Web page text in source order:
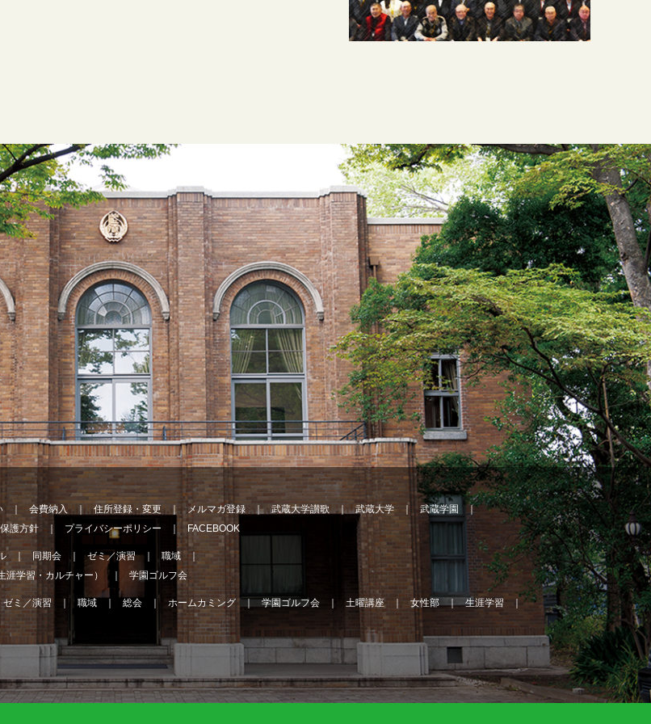
会費納入 住所登録・変更 メルマガ登録 武蔵大学讃歌 武蔵大学
武蔵学園
護方針 プライバシーポリシー FACEBOOK
同期会 ゼミ／演習
職域
学習・カルチャー）
学園ゴルフ会
ゼミ／演習 職域 総会 ホームカミング 学園ゴルフ会 土曜講座 女性部
生涯学習